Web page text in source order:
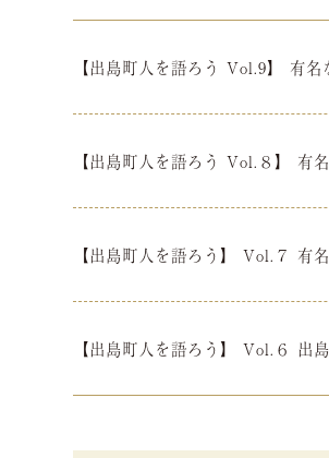
【出島町人を語ろう Vol.9】
【出島町人を語ろう Vol.８】
【出島町人を語ろう】 Vol.７
【出島町人を語ろう】 Vol.６ 出